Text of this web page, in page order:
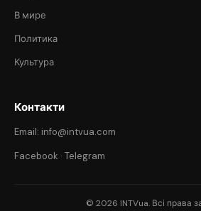
В мире
Политика
Культура
Контакти
Email: info@intvua.com
Facebook · Telegram
© 2026 INTVua. Всі права